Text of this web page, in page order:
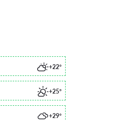
+22°
+25°
+29°